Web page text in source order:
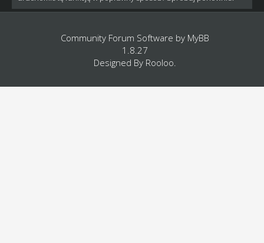
Community Forum Software by MyBB
1.8.27
Designed By Rooloo.